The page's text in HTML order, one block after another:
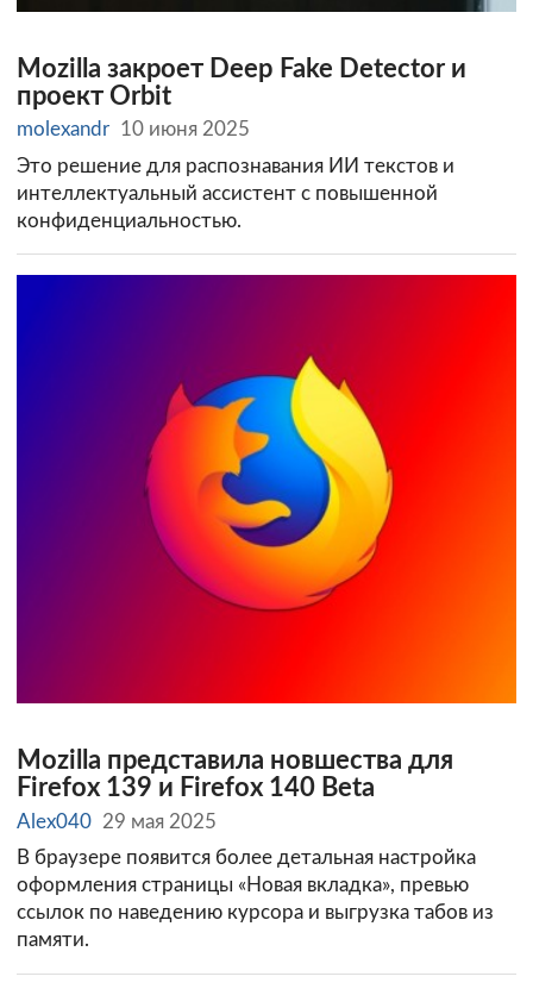
Mozilla закроет Deep Fake Detector и
проект Orbit
molexandr 10 июня 2025
Это решение для распознавания ИИ текстов и
интеллектуальный ассистент с повышенной
конфиденциальностью.
Mozilla представила новшества для
Firefox 139 и Firefox 140 Beta
Alex040 29 мая 2025
В браузере появится более детальная настройка
оформления страницы «Новая вкладка», превью
ссылок по наведению курсора и выгрузка табов из
памяти.